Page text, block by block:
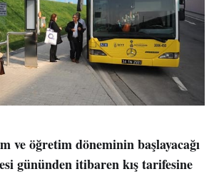
ve öğretim döneminin başlayacağı
gününden itibaren kış tarifesine